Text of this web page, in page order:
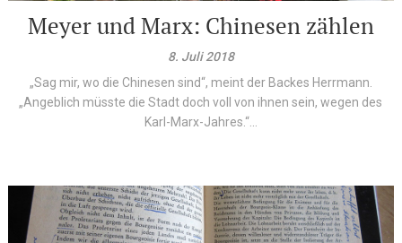
Meyer und Marx: Chinesen zählen
8. Juli 2018
„Sag mir, wo die Chinesen sind“, meint der Backes Herrmann.
„Angeblich müsste die Stadt doch voll von ihnen sein, wegen des
Karl-Marx-Jahres.“...